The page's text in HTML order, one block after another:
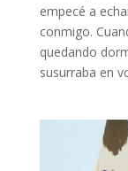
empecé a
conmigo.
quedando
susurraba en